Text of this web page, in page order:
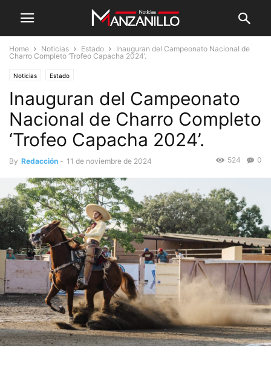
Home Noticias Estado
Inauguran del Campeonato Nacional de
Charro Completo ‘Trofeo Capacha 2024’.
Noticias Estado
Inauguran del Campeonato
Nacional de Charro Completo
‘Trofeo Capacha 2024’.
By Redacción - 11 de noviembre de 2024 0
524